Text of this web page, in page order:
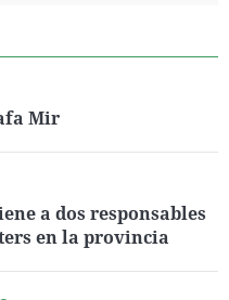
Mir
a dos responsables
en la provincia